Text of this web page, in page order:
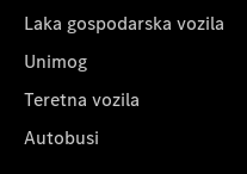
Laka gospodarska vozila
Unimog
Teretna vozila
Autobusi